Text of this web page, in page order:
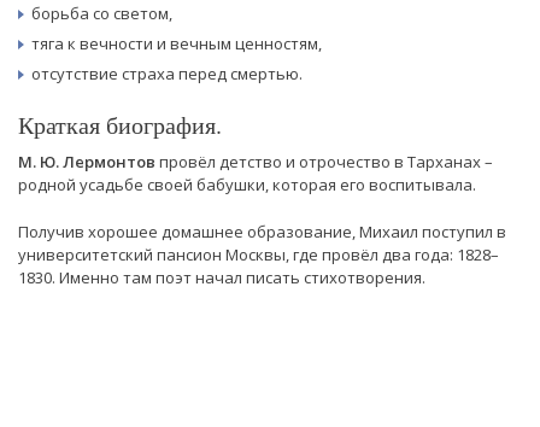
борьба со светом,
тяга к вечности и вечным ценностям,
отсутствие страха перед смертью.
Краткая биография.
М. Ю. Лермонтов провёл детство и отрочество в Тарханах –
родной усадьбе своей бабушки, которая его воспитывала.
Получив хорошее домашнее образование, Михаил поступил в
университетский пансион Москвы, где провёл два года: 1828–
1830. Именно там поэт начал писать стихотворения.